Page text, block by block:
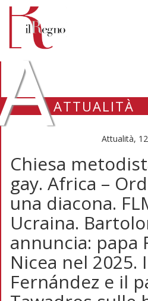
ATTUALITÀ
Attualità,
Chiesa
gay. Africa –
una diacona.
Ucraina.
annuncia: papa
Nicea nel 2025.
Fernández e il